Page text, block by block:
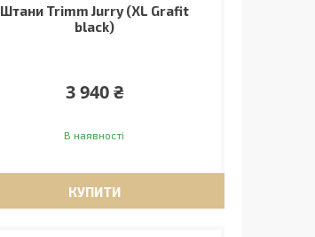
Штани Trimm Jurry (XL Grafit
black)
3 940 ₴
В наявності
КУПИТИ